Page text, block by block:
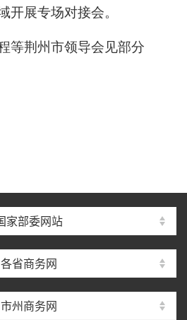
开展专场对接会。
等荆州市领导会见部分
家部委网站
各省商务网
市州商务网